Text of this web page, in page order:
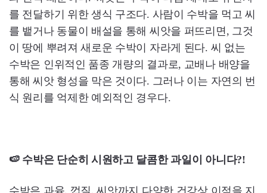
를 전달하기 위한 생식 구조다. 사람이 수박을 먹고 씨
를 뱉거나 동물이 배설을 통해 씨앗을 퍼뜨리면, 그것
이 땅에 뿌려져 새로운 수박이 자라게 된다. 씨 없는
수박은 인위적인 품종 개량의 결과로, 교배나 배양을
통해 씨앗 형성을 막은 것이다. 그러나 이는 자연의 번
식 원리를 억제한 예외적인 경우다.
🍉 수박은 단순히 시원하고 달콤한 과일이 아니다?!